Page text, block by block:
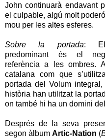
John continuarà endavant
el culpable, algú molt
mou per les altes esferes.
Sobre la portada: El
predominant és el
referència a les ombres.
catalana com que
portada del Volum
història han utilitzat la
on també hi ha un domini
Després de la seva
segon àlbum Artic-Nation (